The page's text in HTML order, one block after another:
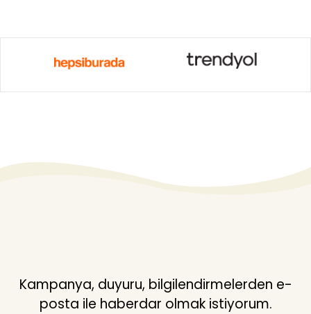
Kampanya, duyuru, bilgilendirmelerden e-
posta ile haberdar olmak istiyorum.